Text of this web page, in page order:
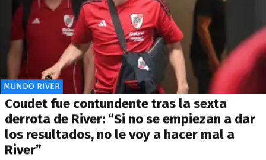
MUNDO RIVER
Coudet fue contundente tras la sexta
derrota de River: “Si no se empiezan a dar
los resultados, no le voy a hacer mal a
River”